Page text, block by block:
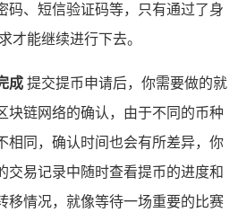
码、短信验证码等，只有通过了身
才能继续进行下去。
成 提交提币申请后，你需要做的就
块链网络的确认，由于不同的币种
相同，确认时间也会有所差异，你
交易记录中随时查看提币的进度和
移情况，就像等待一场重要的比赛